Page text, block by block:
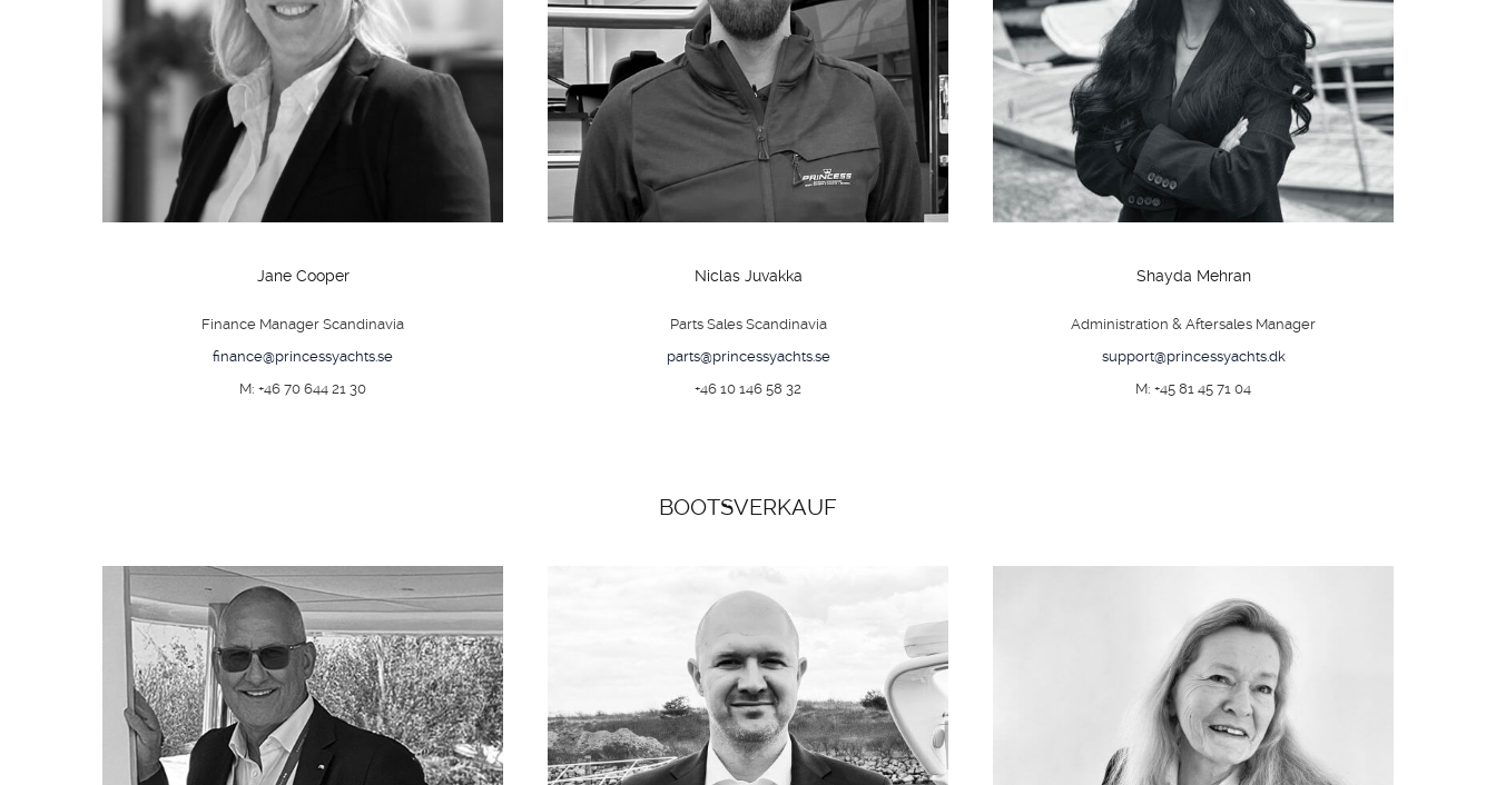
Jane Cooper
Finance Manager Scandinavia
finance@princessyachts.se
M: +46 70 644 21 30
Niclas Juvakka
Parts Sales Scandinavia
parts@princessyachts.se
+46 10 146 58 32
Shayda Mehran
Administration & Aftersales Manager
support@princessyachts.dk
M: +45 81 45 71 04
BOOTSVERKAUF